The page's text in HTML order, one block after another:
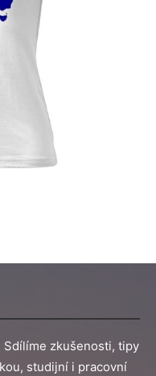
Sdílíme zkušenosti, tipy
studijní i pracovní